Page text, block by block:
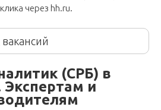
через hh.ru.
(СРБ) в
Экспертам и